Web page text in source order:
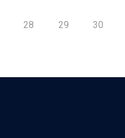
28 29 30